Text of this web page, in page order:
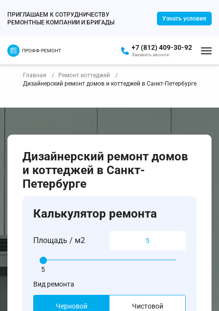
ПРИГЛАШАЕМ К СОТРУДНИЧЕСТВУ
РЕМОНТНЫЕ КОМПАНИИ И БРИГАДЫ
Узнать условия
ПРОФФ-РЕМОНТ +7 (812) 409-30-92
Заказать звонок
Главная
Ремонт коттеджей
Дизайнерский ремонт домов и коттеджей в Санкт-Петербурге
Дизайнерский ремонт домов
и коттеджей в Санкт-
Петербурге
Калькулятор ремонта
Площадь / м2
5
Вид ремонта
Черновой Чистовой